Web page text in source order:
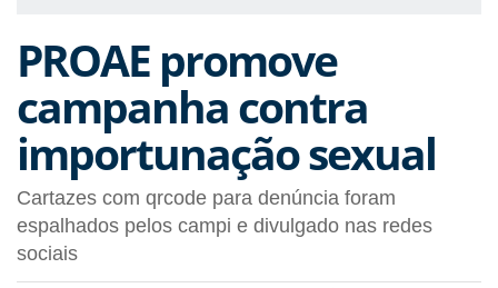
PROAE promove
campanha contra
importunação sexual
Cartazes com qrcode para denúncia foram
espalhados pelos campi e divulgado nas redes
sociais